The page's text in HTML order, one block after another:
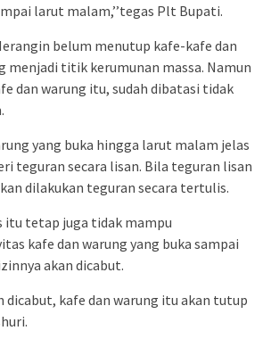
larut malam,’’tegas Plt Bupati.
belum menutup kafe-kafe dan
menjadi titik kerumunan massa. Namun
dan warung itu, sudah dibatasi tidak
yang buka hingga larut malam jelas
teguran secara lisan. Bila teguran lisan
dilakukan teguran secara tertulis.
tetap juga tidak mampu
kafe dan warung yang buka sampai
akan dicabut.
dicabut, kafe dan warung itu akan tutup